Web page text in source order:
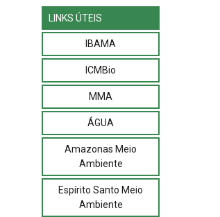
LINKS ÚTEIS
IBAMA
ICMBio
MMA
ÁGUA
Amazonas Meio
Ambiente
Espírito Santo Meio
Ambiente